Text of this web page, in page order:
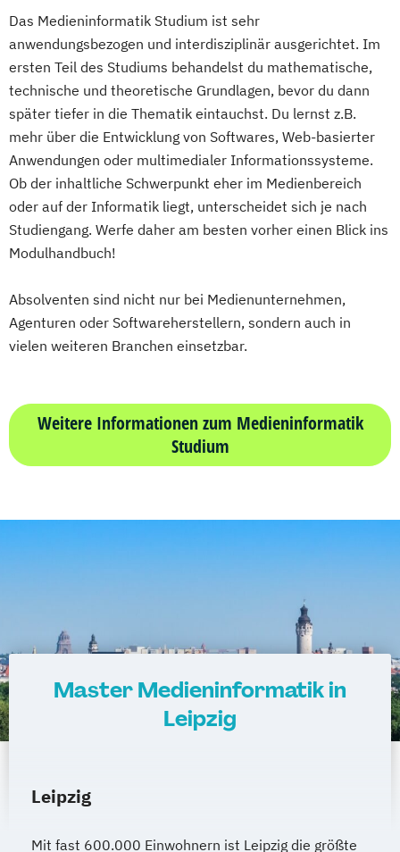
Das Medieninformatik Studium ist sehr
anwendungsbezogen und interdisziplinär ausgerichtet. Im
ersten Teil des Studiums behandelst du mathematische,
technische und theoretische Grundlagen, bevor du dann
später tiefer in die Thematik eintauchst. Du lernst z.B.
mehr über die Entwicklung von Softwares, Web-basierter
Anwendungen oder multimedialer Informationssysteme.
Ob der inhaltliche Schwerpunkt eher im Medienbereich
oder auf der Informatik liegt, unterscheidet sich je nach
Studiengang. Werfe daher am besten vorher einen Blick ins
Modulhandbuch!
Absolventen sind nicht nur bei Medienunternehmen,
Agenturen oder Softwareherstellern, sondern auch in
vielen weiteren Branchen einsetzbar.
Weitere Informationen zum Medieninformatik
Studium
Master Medieninformatik in
Leipzig
Leipzig
Mit fast 600.000 Einwohnern ist Leipzig die größte